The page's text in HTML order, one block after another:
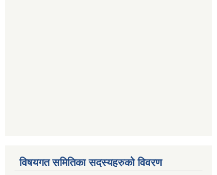
विषयगत समितिका सदस्यहरुको विवरण